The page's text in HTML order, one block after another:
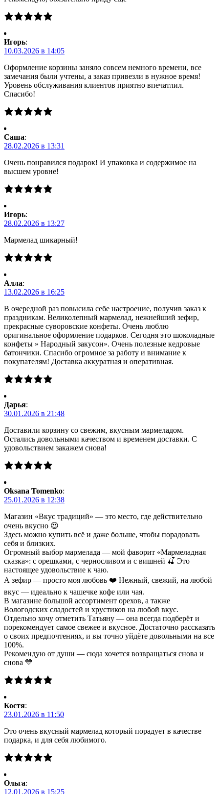
Игорь:
10.03.2026 в 14:05
Оформление корзины заняло совсем немного времени, все
замечания были учтены, а заказ привезли в нужное время!
Уровень обслуживания клиентов приятно впечатлил.
Спасибо!
Саша:
28.02.2026 в 13:31
Очень понравился подарок! И упаковка и содержимое на
высшем уровне!
Игорь:
28.02.2026 в 13:27
Мармелад шикарный!
Алла:
13.02.2026 в 16:25
В очередной раз повысила себе настроение, получив заказ к
праздникам. Великолепный мармелад, нежнейший зефир,
прекрасные суворовские конфеты. Очень люблю
оригинальное оформление подарков. Сегодня это шоколадные
конфеты » Народный закусон». Очень полезные кедровые
батончики. Спасибо огромное за работу и внимание к
покупателям! Доставка аккуратная и оперативная.
Дарья:
30.01.2026 в 21:48
Доставили корзину со свежим, вкусным мармеладом.
Остались довольными качеством и временем доставки. С
удовольствием закажем снова!
Oksana Tomenko:
25.01.2026 в 12:38
Магазин «Вкус традиций» — это место, где действительно
очень вкусно 😍
Здесь можно купить всё и даже больше, чтобы порадовать
себя и близких.
Огромный выбор мармелада — мой фаворит «Мармеладная
сказка»: с орешками, с черносливом и с вишней 🍒 Это
настоящее удовольствие к чаю.
А зефир — просто моя любовь ❤️ Нежный, свежий, на любой
вкус — идеально к чашечке кофе или чая.
В магазине большой ассортимент орехов, а также
Вологодских сладостей и хрустиков на любой вкус.
Отдельно хочу отметить Татьяну — она всегда подберёт и
порекомендует самое свежее и вкусное. Достаточно рассказать
о своих предпочтениях, и вы точно уйдёте довольными на все
100%.
Рекомендую от души — сюда хочется возвращаться снова и
снова 💛
Костя:
23.01.2026 в 11:50
Это очень вкусный мармелад который порадует в качестве
подарка, и для себя любимого.
Ольга:
12.01.2026 в 15:25